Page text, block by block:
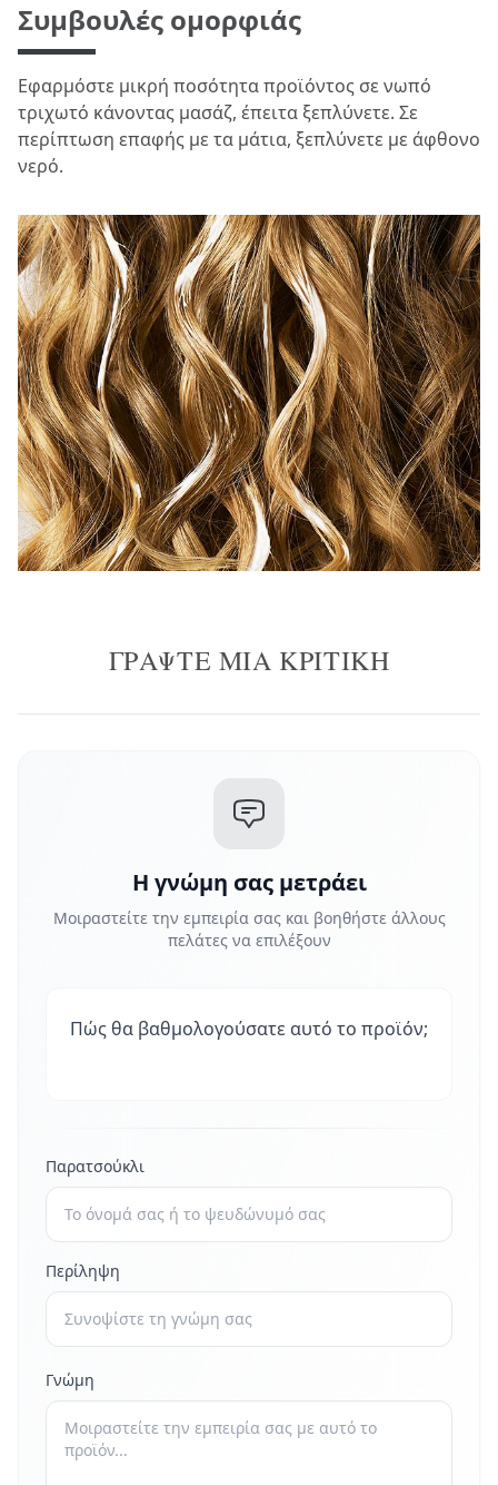
Συμβουλές ομορφιάς
Εφαρμόστε μικρή ποσότητα προϊόντος σε νωπό
τριχωτό κάνοντας μασάζ, έπειτα ξεπλύνετε. Σε
περίπτωση επαφής με τα μάτια, ξεπλύνετε με άφθονο
νερό.
ΓΡΆΨΤΕ ΜΙΑ ΚΡΙΤΙΚΉ
Η γνώμη σας μετράει
Μοιραστείτε την εμπειρία σας και βοηθήστε άλλους
πελάτες να επιλέξουν
Πώς θα βαθμολογούσατε αυτό το προϊόν;
Παρατσούκλι
Περίληψη
Γνώμη